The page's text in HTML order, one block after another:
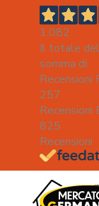
1.082
Il totale
somma di:
Recensioni
257
Recensioni
825
Recensioni
Salta al contenuto